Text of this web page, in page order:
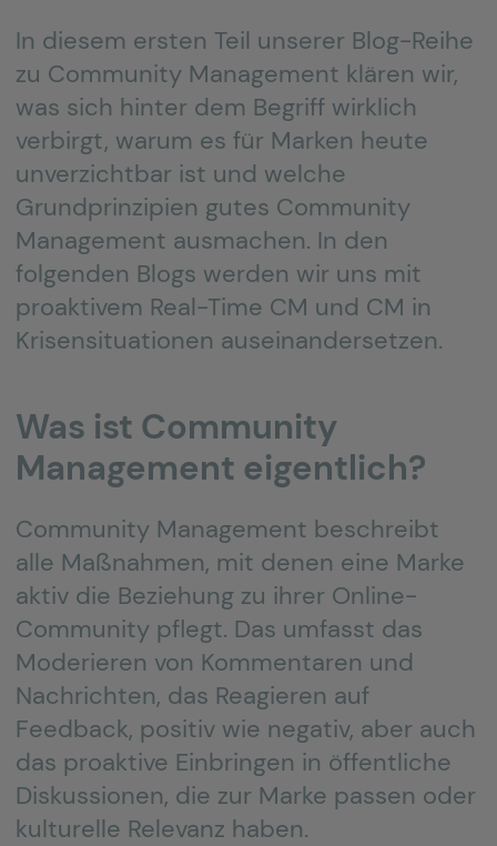
In diesem ersten Teil unserer Blog-Reihe
zu Community Management klären wir,
was sich hinter dem Begriff wirklich
verbirgt, warum es für Marken heute
unverzichtbar ist und welche
Grundprinzipien gutes Community
Management ausmachen. In den
folgenden Blogs werden wir uns mit
proaktivem Real-Time CM und CM in
Krisensituationen auseinandersetzen.
Was ist Community
Management eigentlich?
Community Management beschreibt
alle Maßnahmen, mit denen eine Marke
aktiv die Beziehung zu ihrer Online-
Community pflegt. Das umfasst das
Moderieren von Kommentaren und
Nachrichten, das Reagieren auf
Feedback, positiv wie negativ, aber auch
das proaktive Einbringen in öffentliche
Diskussionen, die zur Marke passen oder
kulturelle Relevanz haben.